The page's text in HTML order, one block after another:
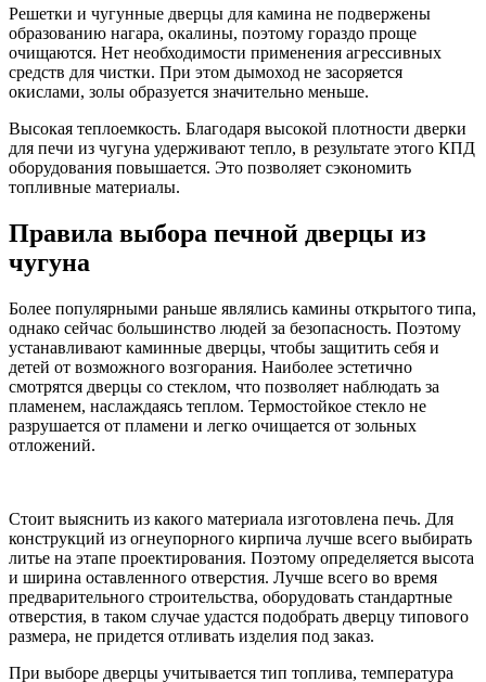
Решетки и чугунные дверцы для камина не подвержены
образованию нагара, окалины, поэтому гораздо проще
очищаются. Нет необходимости применения агрессивных
средств для чистки. При этом дымоход не засоряется
окислами, золы образуется значительно меньше.
Высокая теплоемкость. Благодаря высокой плотности дверки
для печи из чугуна удерживают тепло, в результате этого КПД
оборудования повышается. Это позволяет сэкономить
топливные материалы.
Правила выбора печной дверцы из
чугуна
Более популярными раньше являлись камины открытого типа,
однако сейчас большинство людей за безопасность. Поэтому
устанавливают каминные дверцы, чтобы защитить себя и
детей от возможного возгорания. Наиболее эстетично
смотрятся дверцы со стеклом, что позволяет наблюдать за
пламенем, наслаждаясь теплом. Термостойкое стекло не
разрушается от пламени и легко очищается от зольных
отложений.
Стоит выяснить из какого материала изготовлена печь. Для
конструкций из огнеупорного кирпича лучше всего выбирать
литье на этапе проектирования. Поэтому определяется высота
и ширина оставленного отверстия. Лучше всего во время
предварительного строительства, оборудовать стандартные
отверстия, в таком случае удастся подобрать дверцу типового
размера, не придется отливать изделия под заказ.
При выборе дверцы учитывается тип топлива, температура